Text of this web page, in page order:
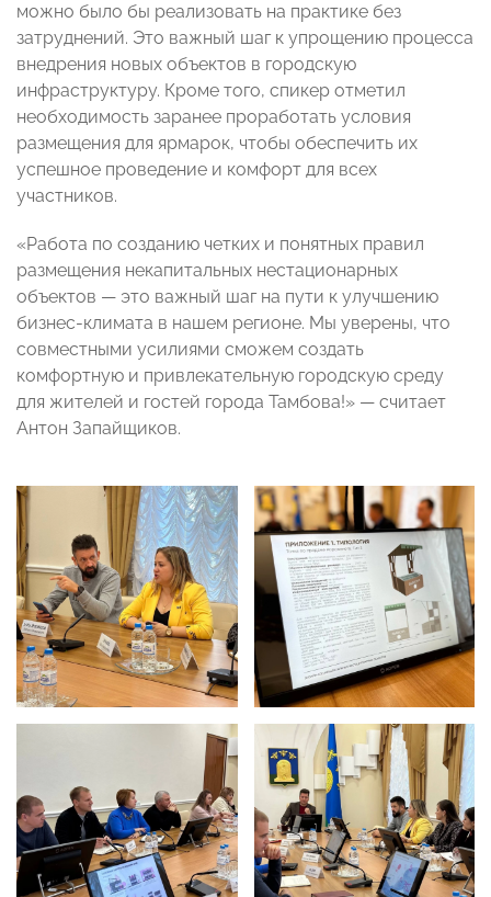
можно было бы реализовать на практике без
затруднений. Это важный шаг к упрощению процесса
внедрения новых объектов в городскую
инфраструктуру. Кроме того, спикер отметил
необходимость заранее проработать условия
размещения для ярмарок, чтобы обеспечить их
успешное проведение и комфорт для всех
участников.
«Работа по созданию четких и понятных правил
размещения некапитальных нестационарных
объектов — это важный шаг на пути к улучшению
бизнес-климата в нашем регионе. Мы уверены, что
совместными усилиями сможем создать
комфортную и привлекательную городскую среду
для жителей и гостей города Тамбова!» — считает
Антон Запайщиков.